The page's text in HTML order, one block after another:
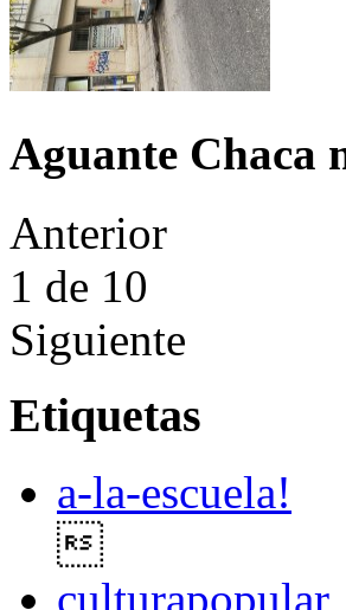
Aguante Chaca
Anterior
1 de 10
Siguiente
Etiquetas
a-la-escuela!
culturapopular